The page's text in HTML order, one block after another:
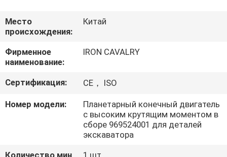
VR
ШОУ
О
КОМПАНИИ
ФАБРИКА
Место
происхождения:
Китай
Фирменное
наименование:
IRON CAVALRY
Сертификация: CE， ISO
Номер модели:
Планетарный конечный двигатель
с высоким крутящим моментом в
сборе 969524001 для деталей
экскаватора